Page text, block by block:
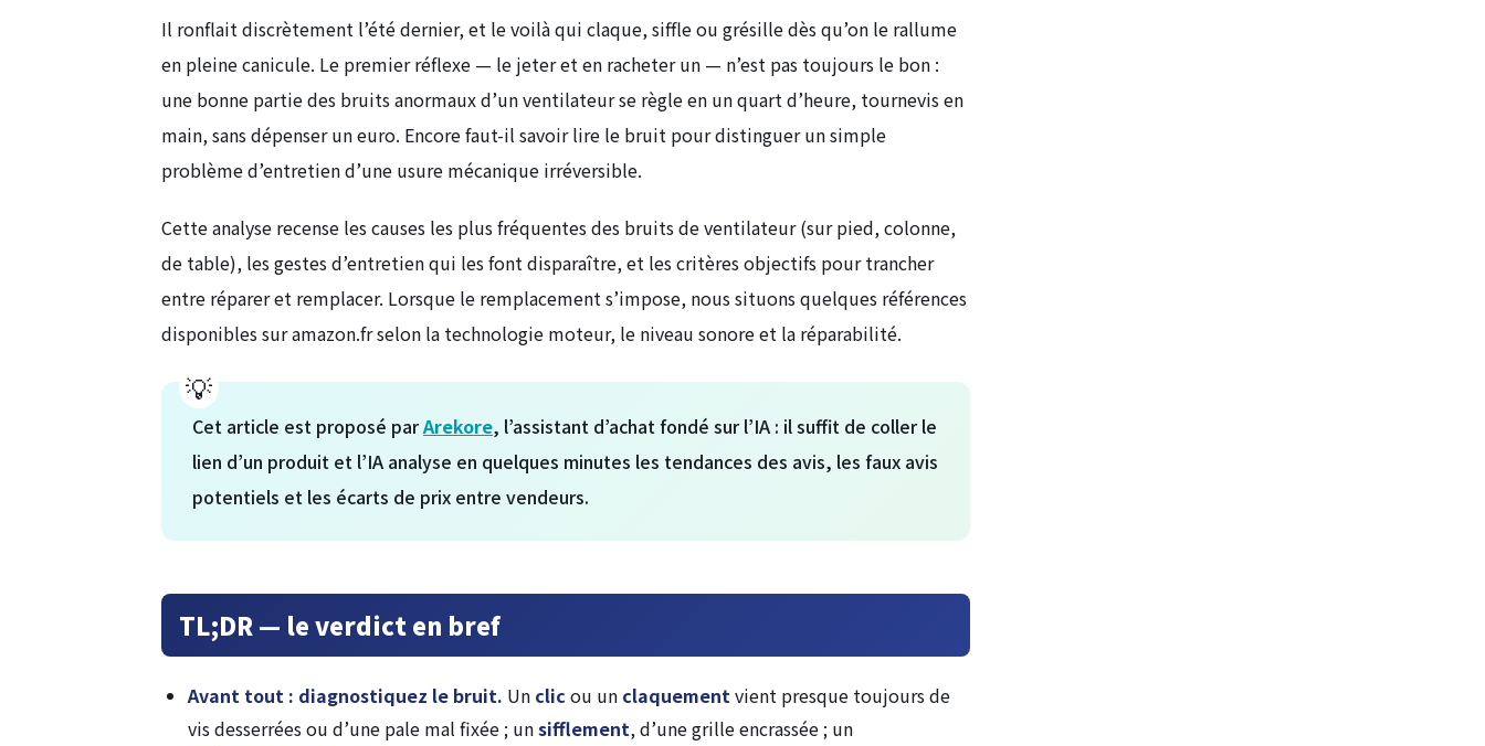
Il ronflait discrètement l’été dernier, et le voilà qui claque, siffle ou grésille dès qu’on le rallume
en pleine canicule. Le premier réflexe — le jeter et en racheter un — n’est pas toujours le bon :
une bonne partie des bruits anormaux d’un ventilateur se règle en un quart d’heure, tournevis en
main, sans dépenser un euro. Encore faut-il savoir lire le bruit pour distinguer un simple
problème d’entretien d’une usure mécanique irréversible.
Cette analyse recense les causes les plus fréquentes des bruits de ventilateur (sur pied, colonne,
de table), les gestes d’entretien qui les font disparaître, et les critères objectifs pour trancher
entre réparer et remplacer. Lorsque le remplacement s’impose, nous situons quelques références
disponibles sur amazon.fr selon la technologie moteur, le niveau sonore et la réparabilité.
Cet article est proposé parArekore, l’assistant d’achat fondé sur l’IA : il suffit de coller le
lien d’un produit et l’IA analyse en quelques minutes les tendances des avis, les faux avis
potentiels et les écarts de prix entre vendeurs.
TL;DR — le verdict en bref
Avant tout : diagnostiquez le bruit. Un clic ou un claquement vient presque toujours de
vis desserrées ou d’une pale mal fixée ; unsifflement, d’une grille encrassée ; un